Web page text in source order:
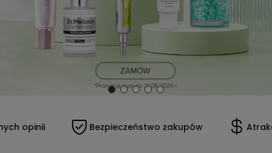
Bezpieczeństwo zakupów Atrakcyjne ceny